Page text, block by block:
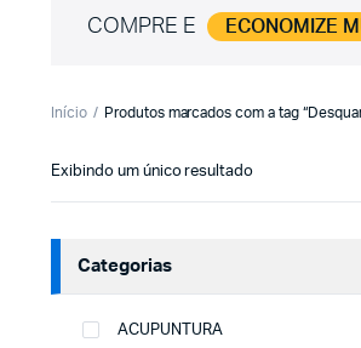
COMPRE E ECONOMIZE
Início Produtos marcados com a tag
Exibindo um único resultado
Categorias
ACUPUNTURA